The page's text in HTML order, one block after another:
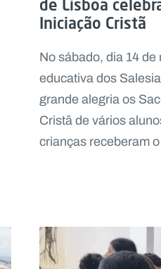
de Lisboa
Iniciação Cristã
No sábado, dia 14
educativa dos
grande alegria os
Cristã de vários
crianças receberam